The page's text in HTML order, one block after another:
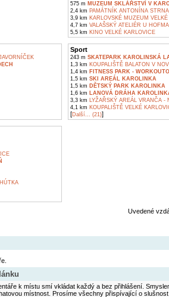
575 m MUZEUM SKLÁŘSTVÍ V
2,4 km PAMÁTNÍK ANTONÍNA
3,9 km KARLOVSKÉ MUZEUM
4,7 km VALAŠSKÝ ATELIÉR U
5,5 km KINO VELKÉ KARLOVICE
Sport
243 m SKATEPARK KAROLINSKÁ
1,3 km KOUPALIŠTĚ BALATON V
1,4 km FITNESS PARK -
1,5 km SKI AREÁL KAROLINKA
1,5 km DĚTSKÝ PARK KAROLINKA
1,6 km LANOVÁ DRÁHA
3,3 km LYŽAŘSKÝ AREÁL VRANČA -
4,1 km KOUPALIŠTĚ VELKÉ
[Další... (21)]
Uvedené
k místu smí vkládat každý a bez přihlášení.
místnost. Prosíme všechny přispívající o